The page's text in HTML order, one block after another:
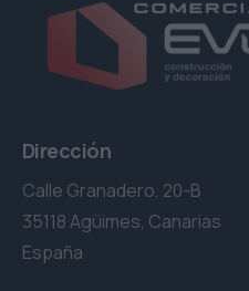
Dirección
Calle Granadero, 20-B
35118 Agüimes, Canarias
España